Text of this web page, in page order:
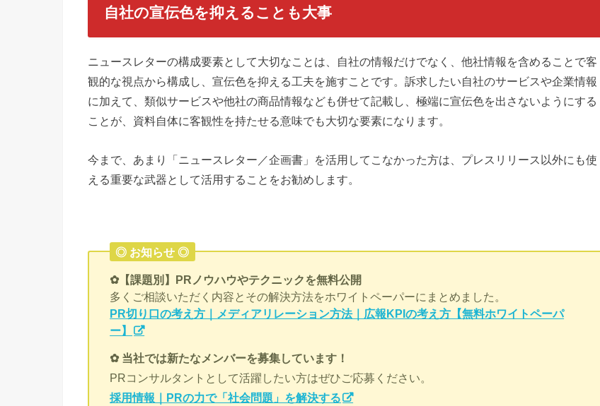
自社の宣伝色を抑えることも大事
ニュースレターの構成要素として大切なことは、自社の情報だけでなく、他社情報を含めることで客
観的な視点から構成し、宣伝色を抑える工夫を施すことです。訴求したい自社のサービスや企業情報
に加えて、類似サービスや他社の商品情報なども併せて記載し、極端に宣伝色を出さないようにする
ことが、資料自体に客観性を持たせる意味でも大切な要素になります。
今まで、あまり「ニュースレター／企画書」を活用してこなかった方は、プレスリリース以外にも使
える重要な武器として活用することをお勧めします。
◎ お知らせ ◎
✿【課題別】PRノウハウやテクニックを無料公開
多くご相談いただく内容とその解決方法をホワイトペーパーにまとめました。
PR切り口の考え方｜メディアリレーション方法｜広報KPIの考え方【無料ホワイトペーパ
ー】
✿ 当社では新たなメンバーを募集しています！
PRコンサルタントとして活躍したい方はぜひご応募ください。
採用情報｜PRの力で「社会問題」を解決する